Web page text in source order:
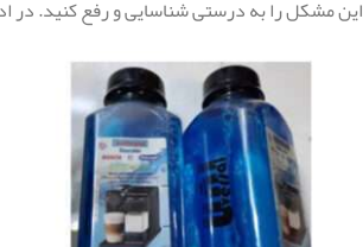
این مشکل را به درستی شناسایی و رفع کنید. در